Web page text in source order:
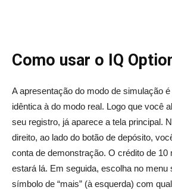
Como usar o IQ
A apresentação do modo de simulação
idêntica à do modo real. Logo que você
seu registro, já aparece a tela principal.
direito, ao lado do botão de depósito,
conta de demonstração. O crédito de 10
estará lá. Em seguida, escolha no menu
símbolo de “mais” (à esquerda) com